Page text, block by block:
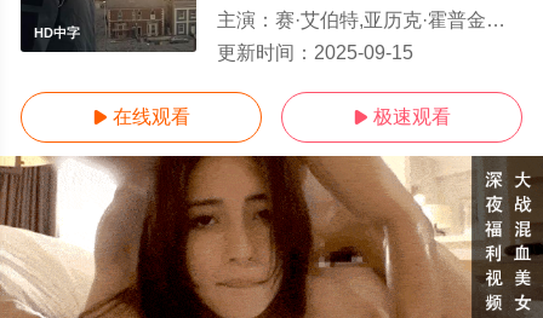
HD中字
主演： 赛·艾伯特,亚历克·霍普金斯,克雷格·罗杰斯,
更新时间： 2025-09-15
 在线观看  极速观看